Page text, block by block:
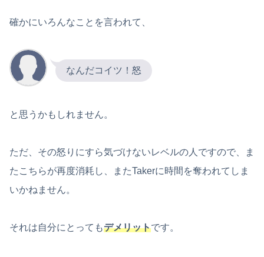
確かにいろんなことを言われて、
なんだコイツ！怒
と思うかもしれません。
ただ、その怒りにすら気づけないレベルの人ですので、ま
たこちらが再度消耗し、またTakerに時間を奪われてしま
いかねません。
それは自分にとってもデメリットです。